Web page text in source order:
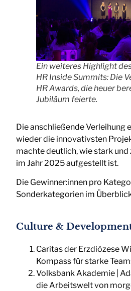
Ein weiteres Highlight
HR Inside Summits: Die
HR Awards, die heuer
Jubiläum feierte.
Die anschließende Verleihung
wieder die innovativsten
machte deutlich, wie stark
im Jahr 2025 aufgestellt ist.
Die Gewinner:innen pro
Sonderkategorien im
Culture &
Caritas der Erzdiözese
Kompass für starke
Volksbank Akademie |
die Arbeitswelt von